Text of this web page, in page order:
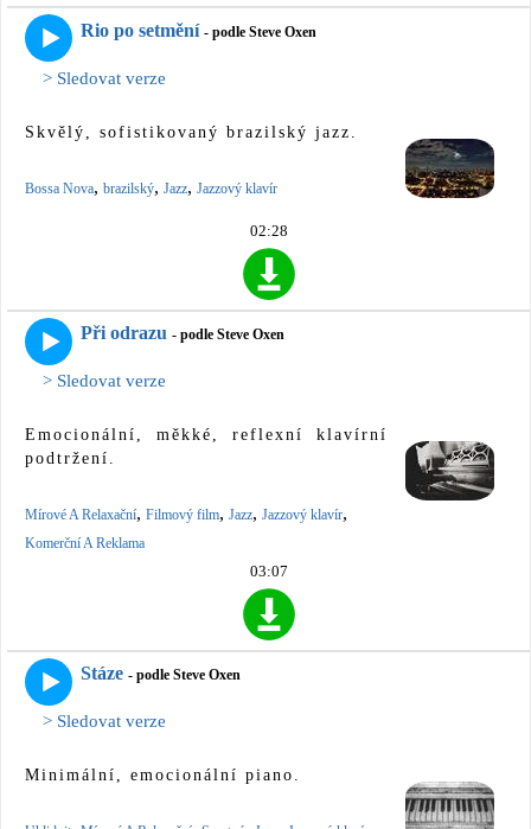
Rio po setmění - podle Steve Oxen
> Sledovat verze
Skvělý, sofistikovaný brazilský jazz.
Bossa Nova, brazilský, Jazz, Jazzový klavír
02:28
Při odrazu - podle Steve Oxen
> Sledovat verze
Emocionální, měkké, reflexní klavírní
podtržení.
Mírové A Relaxační, Filmový film, Jazz, Jazzový klavír,
Komerční A Reklama
03:07
Stáze - podle Steve Oxen
> Sledovat verze
Minimální, emocionální piano.